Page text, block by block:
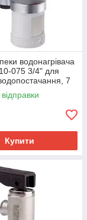
водонагрівача
075 3/4" для
7
Купити